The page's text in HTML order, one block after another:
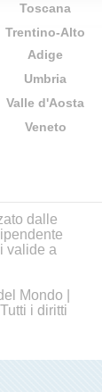
Toscana
Trentino-Alto
Adige
Umbria
Valle d'Aosta
Veneto
dalle
valide a
Mondo
i diritti